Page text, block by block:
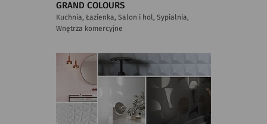
GRAND COLOURS
Kuchnia, Łazienka, Salon i hol, Sypialnia,
Wnętrza komercyjne